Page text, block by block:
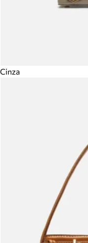
Cinza